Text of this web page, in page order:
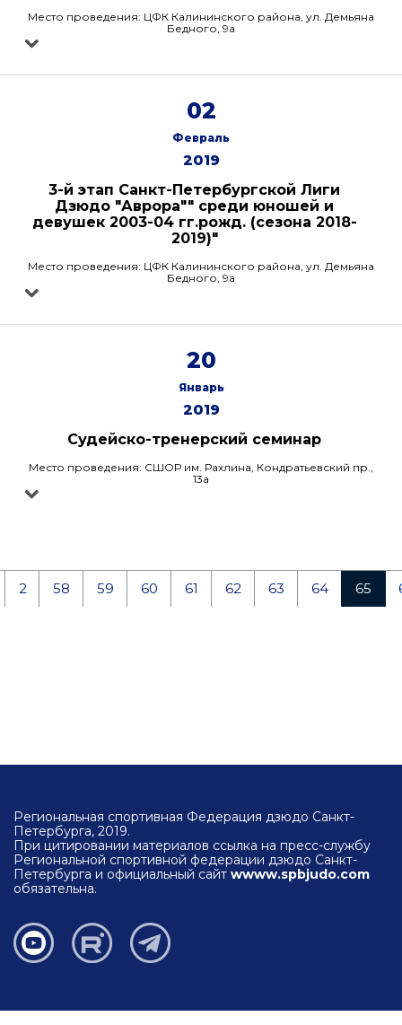
Место проведения: ЦФК Калининского района, ул. Демьяна
Бедного, 9а
02
Февраль
2019
3-й этап Санкт-Петербургской Лиги
Дзюдо "Аврора"" среди юношей и
девушек 2003-04 гг.рожд. (сезона 2018-
2019)"
Место проведения: ЦФК Калининского района, ул. Демьяна
Бедного, 9а
20
Январь
2019
Судейско-тренерский семинар
Место проведения: СШОР им. Рахлина, Кондратьевский пр.,
13а
2 58 59 60 61 62 63 64 65
Региональная спортивная Федерация дзюдо Санкт-
Петербурга, 2019.
При цитировании материалов ссылка на пресс-службу
Региональной спортивной федерации дзюдо Санкт-
Петербурга и официальный сайт wwww.spbjudo.com
обязательна.